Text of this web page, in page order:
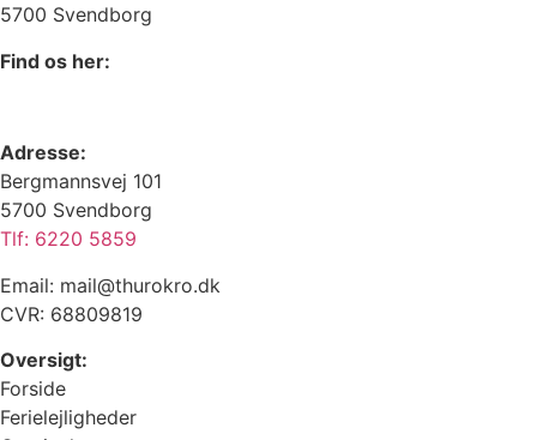
5700 Svendborg
Find os her:
Adresse:
Bergmannsvej 101
5700 Svendborg
Tlf: 6220 5859
Email: mail@thurokro.dk
CVR: 68809819
Oversigt:
Forside
Ferielejligheder